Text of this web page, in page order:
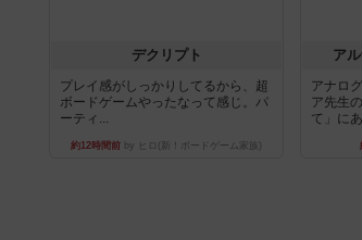
デクリプト
プレイ感がしっかりしてるから、超
ボードゲームやったなって感じ。パ
ーティ...
約12時間前 by ヒロ(新！ボードゲーム家族)
ア
アナロ
ア先生
て」に